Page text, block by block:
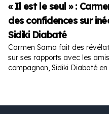
« Il est le seul » :
des confidences sur
Sidiki Diabaté
Carmen Sama fait des
sur ses rapports avec les
compagnon, Sidiki Diabaté en